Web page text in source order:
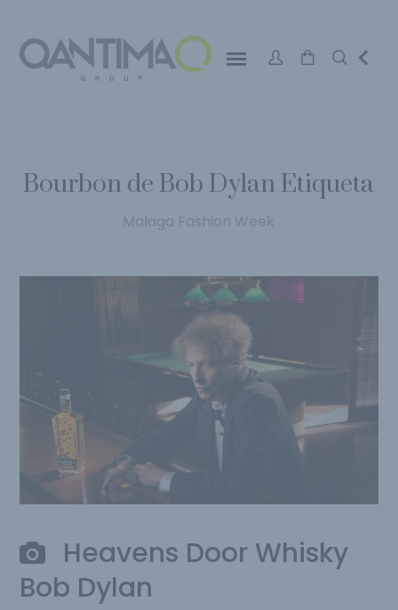
Bourbon de Bob Dylan Etiqueta
Malaga Fashion Week
Heavens Door Whisky
Bob Dylan